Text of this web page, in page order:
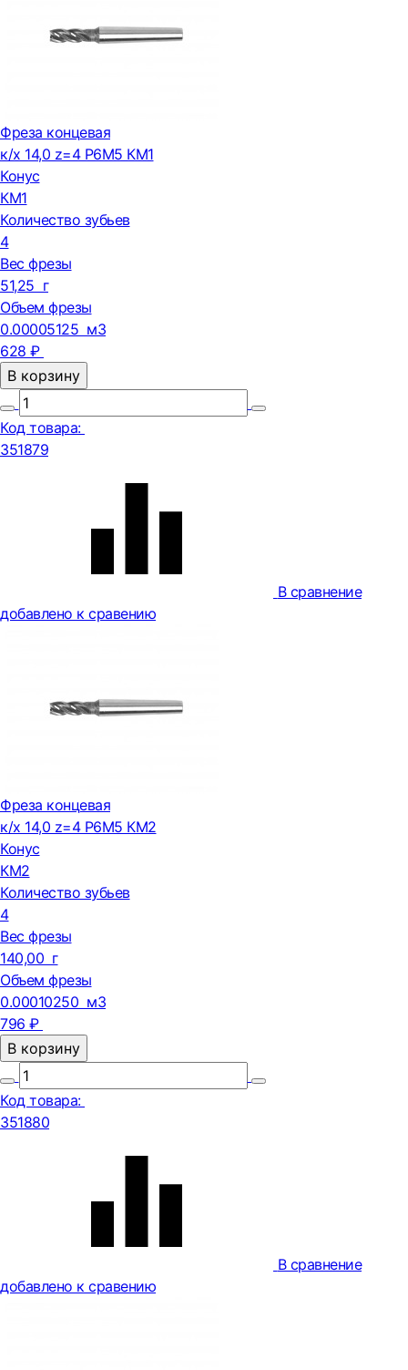
Фреза концевая
к/х 14,0 z=4 Р6М5 КМ1
Конус
КМ1
Количество зубьев
4
Вес фрезы
51,25 г
Объем фрезы
0.00005125 м3
628 ₽
В корзину
Код товара:
351879
В сравнение
добавлено к сравению
Фреза концевая
к/х 14,0 z=4 Р6М5 КМ2
Конус
КМ2
Количество зубьев
4
Вес фрезы
140,00 г
Объем фрезы
0.00010250 м3
796 ₽
В корзину
Код товара:
351880
В сравнение
добавлено к сравению